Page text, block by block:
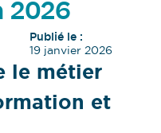
2026
Publié le :
19 janvier 2026
le métier
et